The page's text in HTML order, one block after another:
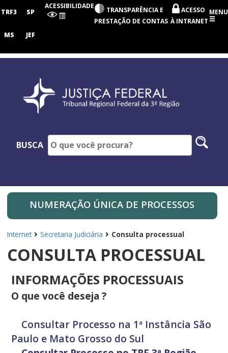
Regional
3ª
TRF3 SP
MS JEF
ACESSIBILIDADE
TRANSPARÊNCIA E
PRESTAÇÃO DE CONTAS
ACESSO
À INTRANET
MENU
BUSCA
Internet Secretaria Judiciária Consulta processual
CONSULTA PROCESSUAL
NUMERAÇÃO ÚNICA DE PROCESSOS
INFORMAÇÕES PROCESSUAIS
O que você deseja ?
Consultar Processo na 1ª Instância São
Paulo e Mato Grosso do Sul